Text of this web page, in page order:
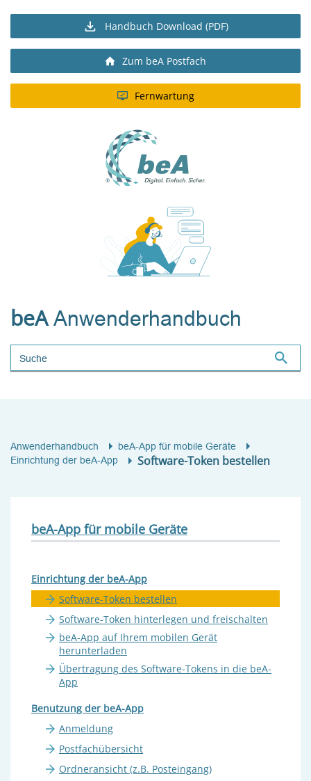
Handbuch Download (PDF)
Zum beA Postfach
Fernwartung
beAAnwenderhandbuch
Suchbegriff
Anwenderhandbuch
beA-App für mobile Geräte
Einrichtung der beA-App
Software-Token bestellen
beA-App für mobile Geräte
Einrichtung der beA-App
Software-Token bestellen
Software-Token hinterlegen und freischalten
beA-App auf Ihrem mobilen Gerät
herunterladen
Übertragung des Software-Tokens in die beA-
App
Benutzung der beA-App
Anmeldung
Postfachübersicht
Ordneransicht (z.B. Posteingang)